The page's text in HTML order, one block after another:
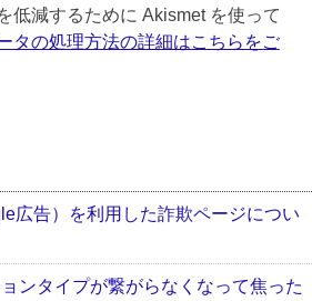
低減するために Akismet を使って
タの処理方法の詳細はこちらをご
広告）を利用した詐欺ページについ
ンタイプが繋がらなくなって焦った